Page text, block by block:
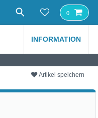
0
INFORMATION
Artikel speichern